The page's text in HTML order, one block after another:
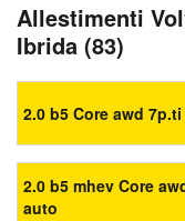
Allestimenti
Ibrida (83)
2.0 b5 Core awd
2.0 b5 mhev Core
auto